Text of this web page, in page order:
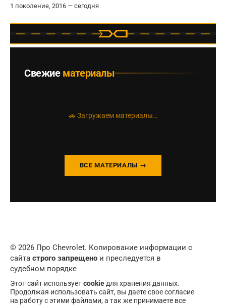
1 поколение, 2016 — сегодня
Свежие материалы
🚗 Загружаем материалы…
ВСЕ МАТЕРИАЛЫ →
© 2026 Про Chevrolet. Копирование информации с
сайта строго запрещено и преследуется в
судебном порядке
Этот сайт используетcookie для хранения данных.
Продолжая использовать сайт, вы даете свое согласие
на работу с этими файлами, а так же принимаете все